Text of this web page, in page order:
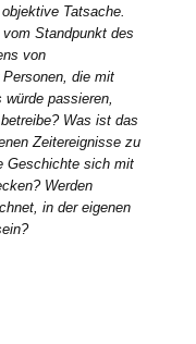
Tatsache.
Standpunkt des
von
die mit
passieren,
Was ist das
Zeitereignisse zu
Geschichte sich mit
Werden
in der eigenen